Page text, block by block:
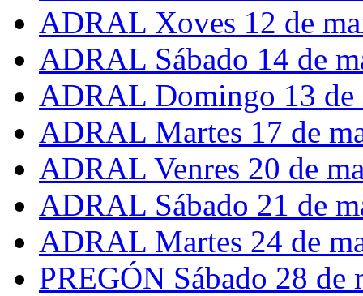
ADRAL Xoves 12 de
ADRAL Sábado 14 de
ADRAL Domingo 13 de
ADRAL Martes 17 de
ADRAL Venres 20 de
ADRAL Sábado 21 de
ADRAL Martes 24 de
PREGÓN Sábado 28 de